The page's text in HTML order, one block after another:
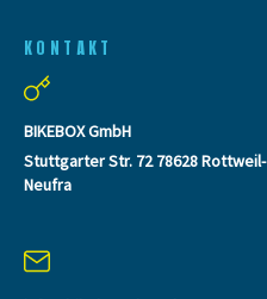
KONTAKT
BIKEBOX GmbH
Stuttgarter Str. 72 78628 Rottweil-
Neufra